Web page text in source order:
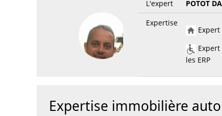
L'expert
POTOT
Expertise
les ERP
Expertise immobilière